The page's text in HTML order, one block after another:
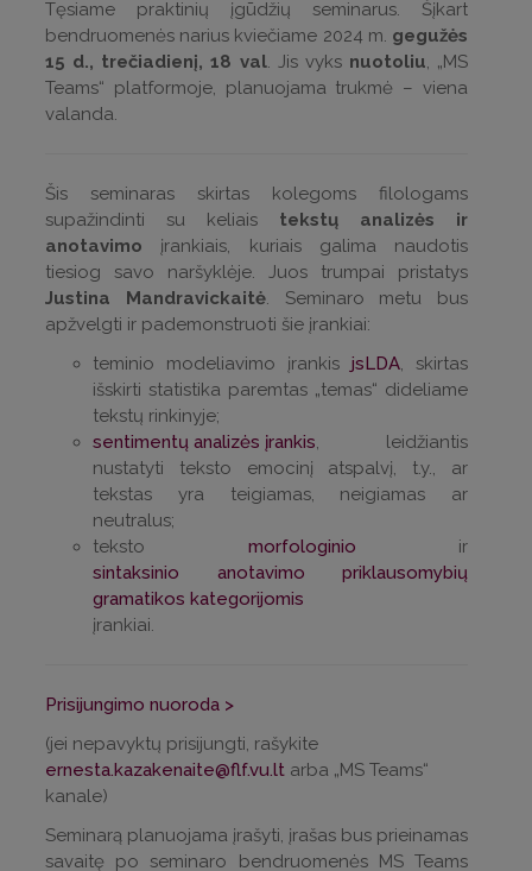
Tęsiame praktinių įgūdžių seminarus. Šįkart
bendruomenės narius kviečiame 2024 m. gegužės
15 d., trečiadienį, 18 val. Jis vyks nuotoliu, „MS
Teams“ platformoje, planuojama trukmė – viena
valanda.
Šis seminaras skirtas kolegoms filologams
supažindinti su keliais tekstų analizės ir
anotavimo įrankiais, kuriais galima naudotis
tiesiog savo naršyklėje. Juos trumpai pristatys
Justina Mandravickaitė. Seminaro metu bus
apžvelgti ir pademonstruoti šie įrankiai:
teminio modeliavimo įrankis jsLDA, skirtas
išskirti statistika paremtas „temas“ dideliame
tekstų rinkinyje;
sentimentų analizės įrankis, leidžiantis
nustatyti teksto emocinį atspalvį, t.y., ar
tekstas yra teigiamas, neigiamas ar
neutralus;
teksto morfologinio ir
sintaksinio anotavimo priklausomybių
gramatikos kategorijomis
įrankiai.
Prisijungimo nuoroda >
(jei nepavyktų prisijungti, rašykite
ernesta.kazakenaite@flf.vu.lt arba „MS Teams“
kanale)
Seminarą planuojama įrašyti, įrašas bus prieinamas
savaitę po seminaro bendruomenės MS Teams